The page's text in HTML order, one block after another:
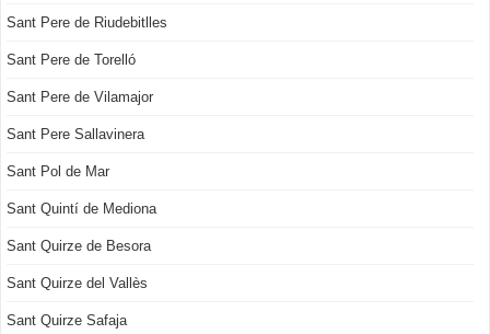
Sant Pere de Riudebitlles
Sant Pere de Torelló
Sant Pere de Vilamajor
Sant Pere Sallavinera
Sant Pol de Mar
Sant Quintí de Mediona
Sant Quirze de Besora
Sant Quirze del Vallès
Sant Quirze Safaja